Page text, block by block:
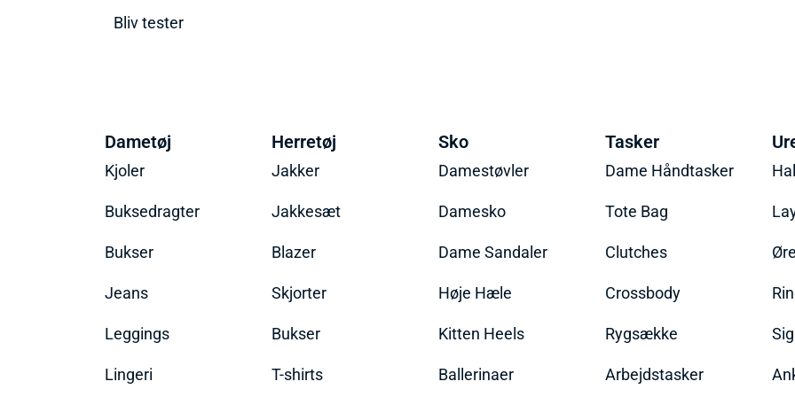
Bliv tester
Dametøj
Kjoler
Buksedragter
Bukser
Jeans
Leggings
Lingeri
Herretøj
Jakker
Jakkesæt
Blazer
Skjorter
Bukser
T-shirts
Sko
Damestøvler
Damesko
Dame Sandaler
Høje Hæle
Kitten Heels
Ballerinaer
Tasker
Dame Håndtasker
Tote Bag
Clutches
Crossbody
Rygsække
Arbejdstasker